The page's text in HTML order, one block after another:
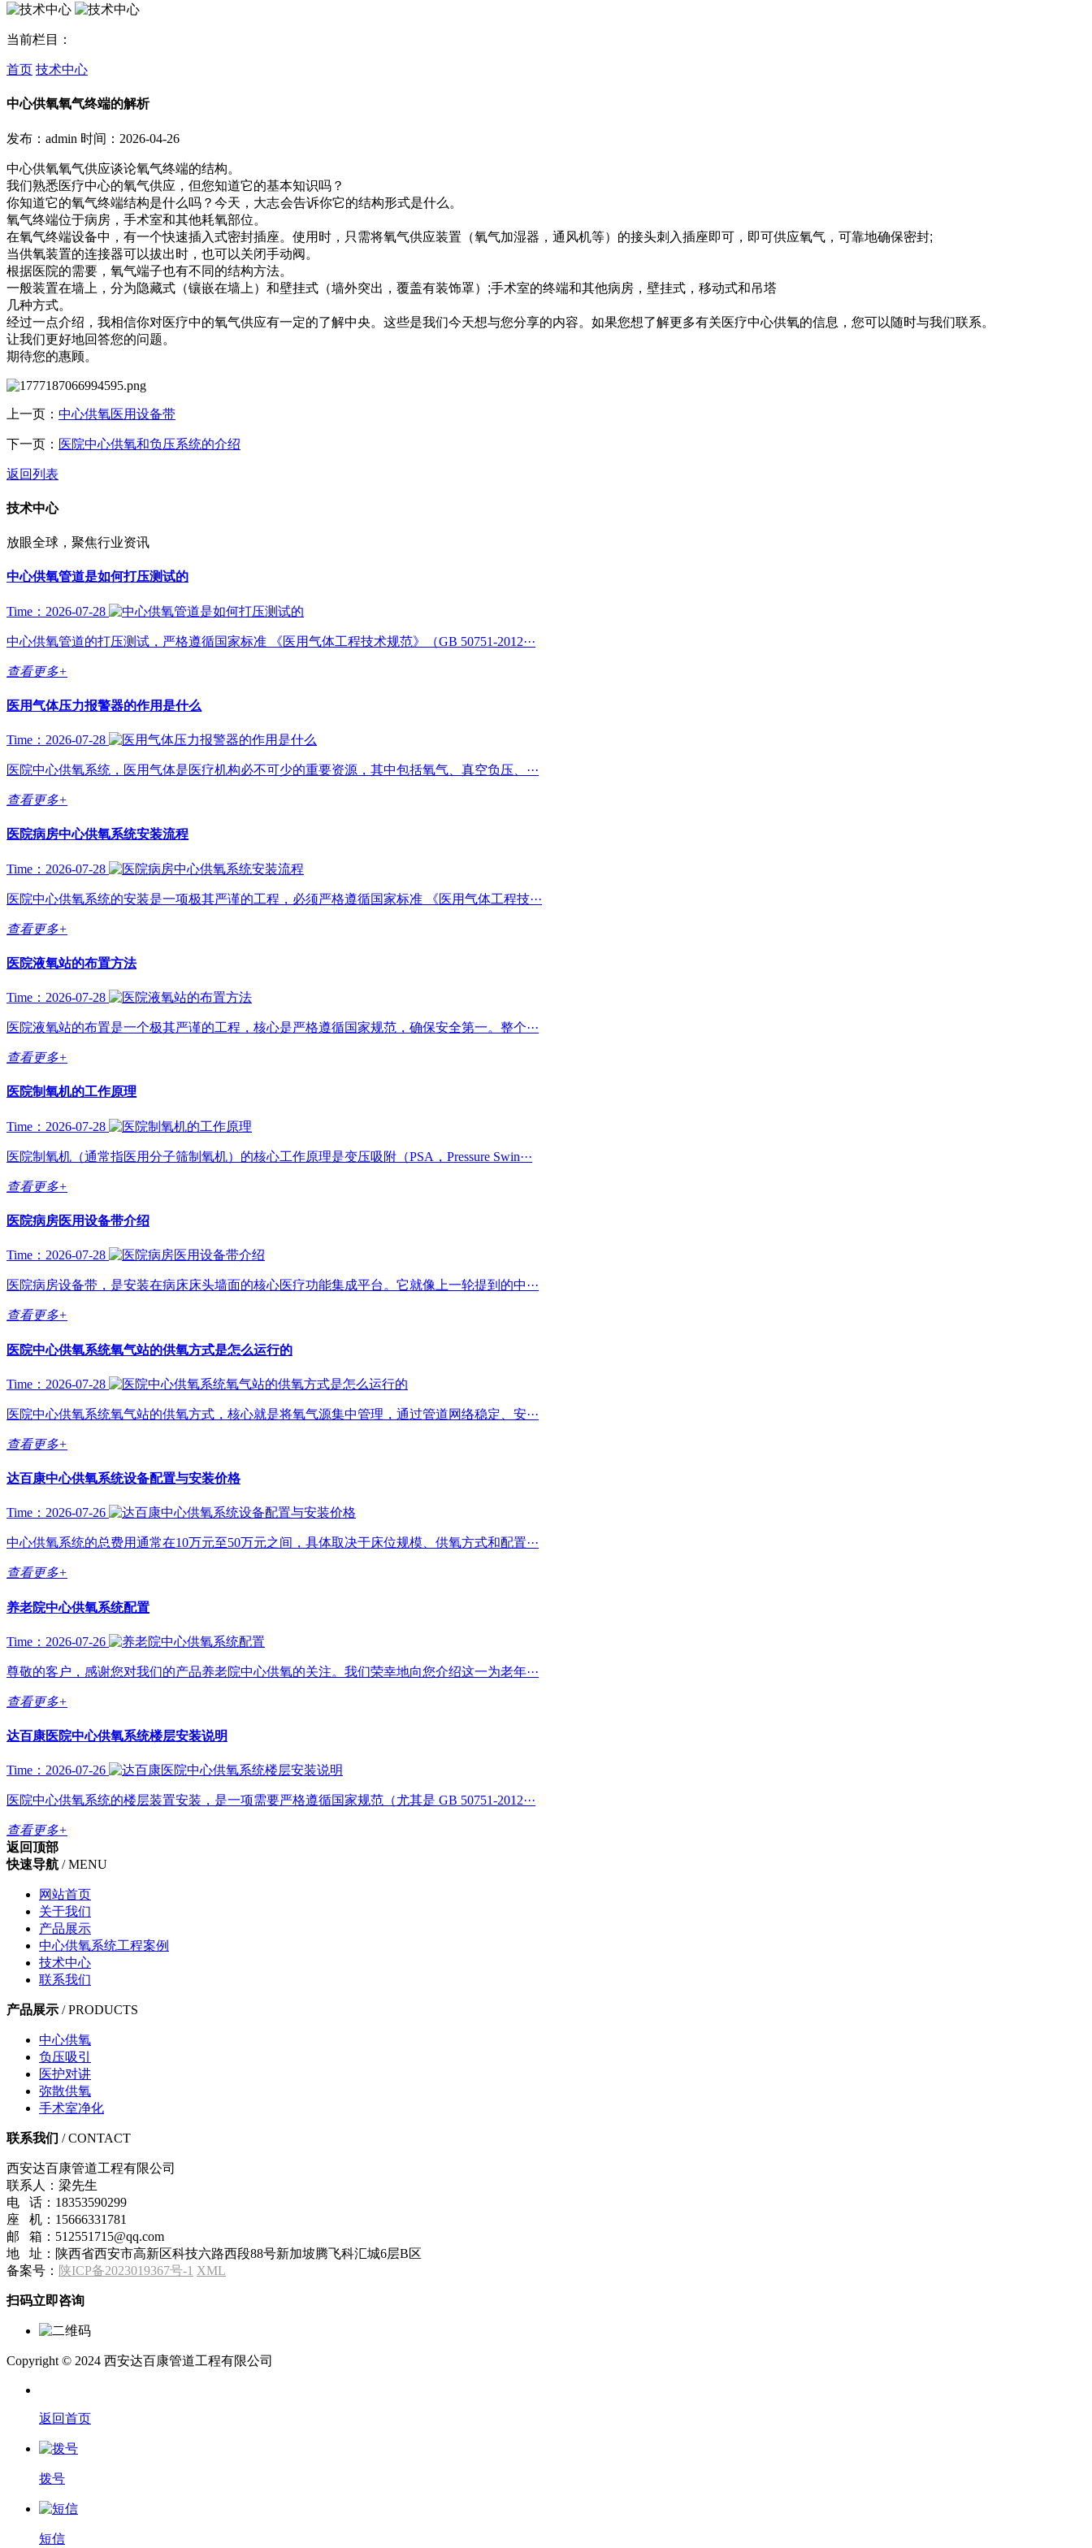
当前栏目：
首页 技术中心
中心供氧氧气终端的解析
发布：admin 时间：2026-04-26
中心供氧氧气供应谈论氧气终端的结构。
我们熟悉医疗中心的氧气供应，但您知道它的基本知识吗？
你知道它的氧气终端结构是什么吗？今天，大志会告诉你它的结构形式是什么。
氧气终端位于病房，手术室和其他耗氧部位。
在氧气终端设备中，有一个快速插入式密封插座。使用时，只需将氧气供应装置（氧气加湿器，通风机等）的接头刺入插座即可，即可供应氧气，可靠地确保密封;
当供氧装置的连接器可以拔出时，也可以关闭手动阀。
根据医院的需要，氧气端子也有不同的结构方法。
一般装置在墙上，分为隐藏式（镶嵌在墙上）和壁挂式（墙外突出，覆盖有装饰罩）;手术室的终端和其他病房，壁挂式，移动式和吊塔
几种方式。
经过一点介绍，我相信你对医疗中的氧气供应有一定的了解中央。这些是我们今天想与您分享的内容。如果您想了解更多有关医疗中心供氧的信息，您可以随时与我们联系。
让我们更好地回答您的问题。
期待您的惠顾。
上一页： 中心供氧医用设备带
下一页： 医院中心供氧和负压系统的介绍
返回列表
技术中心
放眼全球，聚焦行业资讯
中心供氧管道是如何打压测试的
Time：2026-07-28
中心供氧管道的打压测试，严格遵循国家标准 《医用气体工程技术规范》（GB 50751-2012···
查看更多+
医用气体压力报警器的作用是什么
Time：2026-07-28
医院中心供氧系统，医用气体是医疗机构必不可少的重要资源，其中包括氧气、真空负压、···
查看更多+
医院病房中心供氧系统安装流程
Time：2026-07-28
医院中心供氧系统的安装是一项极其严谨的工程，必须严格遵循国家标准 《医用气体工程技···
查看更多+
医院液氧站的布置方法
Time：2026-07-28
医院液氧站的布置是一个极其严谨的工程，核心是严格遵循国家规范，确保安全第一。整个···
查看更多+
医院制氧机的工作原理
Time：2026-07-28
医院制氧机（通常指医用分子筛制氧机）的核心工作原理是变压吸附（PSA，Pressure Swin···
查看更多+
医院病房医用设备带介绍
Time：2026-07-28
医院病房设备带，是安装在病床床头墙面的核心医疗功能集成平台。它就像上一轮提到的中···
查看更多+
医院中心供氧系统氧气站的供氧方式是怎么运行的
Time：2026-07-28
医院中心供氧系统氧气站的供氧方式，核心就是将氧气源集中管理，通过管道网络稳定、安···
查看更多+
达百康中心供氧系统设备配置与安装价格
Time：2026-07-26
中心供氧系统的总费用通常在10万元至50万元之间，具体取决于床位规模、供氧方式和配置···
查看更多+
养老院中心供氧系统配置
Time：2026-07-26
尊敬的客户，感谢您对我们的产品养老院中心供氧的关注。我们荣幸地向您介绍这一为老年···
查看更多+
达百康医院中心供氧系统楼层安装说明
Time：2026-07-26
医院中心供氧系统的楼层装置安装，是一项需要严格遵循国家规范（尤其是 GB 50751-2012···
查看更多+
返回顶部
快速导航 / MENU
网站首页
关于我们
产品展示
中心供氧系统工程案例
技术中心
联系我们
产品展示 / PRODUCTS
中心供氧
负压吸引
医护对讲
弥散供氧
手术室净化
联系我们 / CONTACT
西安达百康管道工程有限公司
联系人：梁先生
电 话：18353590299
座 机：15666331781
邮 箱：512551715@qq.com
地 址：陕西省西安市高新区科技六路西段88号新加坡腾飞科汇城6层B区
备案号： 陕ICP备2023019367号-1 XML
扫码立即咨询
Copyright © 2024 西安达百康管道工程有限公司
返回首页
拨号
短信